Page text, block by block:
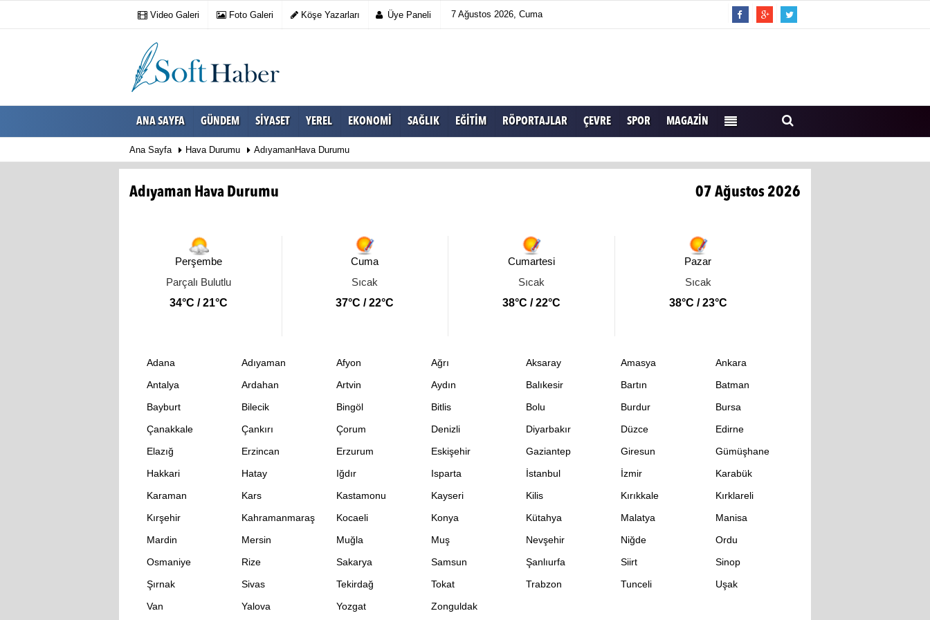
Video Galeri Foto Galeri Köşe Yazarları Üye Paneli 7 Ağustos 2026, Cuma
ANA SAYFA GÜNDEM SIYASET YEREL EKONOMI SAĞLIK EĞITIM RÖPORTAJLAR ÇEVRE SPOR MAGAZIN
Ana Sayfa Hava Durumu AdıyamanHava Durumu
Adıyaman Hava Durumu 07 Ağustos 2026
Perşembe
Parçalı Bulutlu
34°C / 21°C
Cuma
Sıcak
37°C / 22°C
Cumartesi
Sıcak
38°C / 22°C
Pazar
Sıcak
38°C / 23°C
Adana Adıyaman Afyon Ağrı Aksaray Amasya
Ankara
Antalya
Ardahan Artvin Aydın Balıkesir Bartın
Batman
Bayburt
Bilecik Bingöl Bitlis Bolu Burdur
Bursa
Çanakkale
Çankırı Çorum Denizli Diyarbakır Düzce
Edirne
Elazığ
Erzincan Erzurum Eskişehir Gaziantep Giresun
Gümüşhane
Hakkari
Hatay Iğdır Isparta İstanbul İzmir
Karabük
Karaman
Kars Kastamonu Kayseri Kilis Kırıkkale
Kırklareli
Kırşehir
Kahramanmaraş Kocaeli Konya Kütahya Malatya
Manisa
Mardin
Mersin Muğla Muş Nevşehir Niğde
Ordu
Osmaniye
Rize Sakarya Samsun Şanlıurfa Siirt
Sinop
Şırnak
Sivas Tekirdağ Tokat Trabzon Tunceli
Uşak
Van
Yalova Yozgat Zonguldak